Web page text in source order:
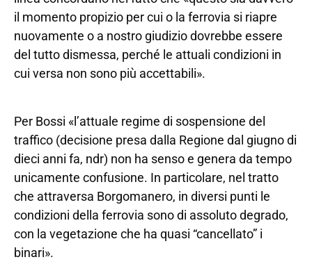
il momento propizio per cui o la ferrovia si riapre
nuovamente o a nostro giudizio dovrebbe essere
del tutto dismessa, perché le attuali condizioni in
cui versa non sono più accettabili».
Per Bossi «l’attuale regime di sospensione del
traffico (decisione presa dalla Regione dal giugno di
dieci anni fa, ndr) non ha senso e genera da tempo
unicamente confusione. In particolare, nel tratto
che attraversa Borgomanero, in diversi punti le
condizioni della ferrovia sono di assoluto degrado,
con la vegetazione che ha quasi “cancellato” i
binari».